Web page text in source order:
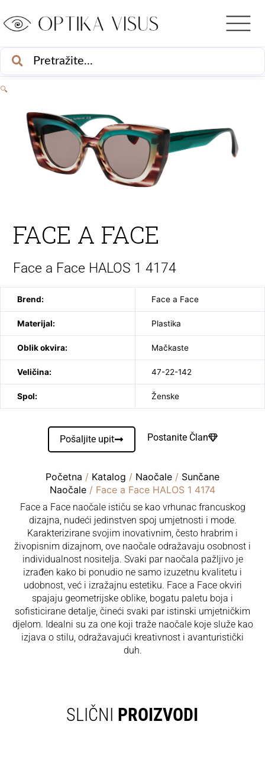
to
content
PRETRAŽI
🔍
FACE A FACE
Face a Face HALOS 1 4174
Brend: Face a Face
Materijal: Plastika
Oblik okvira: Mačkaste
Veličina: 47-22-142
Spol: Ženske
Pošaljite upit Postanite Član
Početna / Katalog / Naočale / Sunčane
Naočale / Face a Face HALOS 1 4174
Face a Face naočale ističu se kao vrhunac francuskog
dizajna, nudeći jedinstven spoj umjetnosti i mode.
Karakterizirane svojim inovativnim, često hrabrim i
živopisnim dizajnom, ove naočale odražavaju osobnost i
individualnost nositelja. Svaki par naočala pažljivo je
izrađen kako bi ponudio ne samo izuzetnu kvalitetu i
udobnost, već i izražajnu estetiku. Face a Face okviri
spajaju geometrijske oblike, bogatu paletu boja i
sofisticirane detalje, čineći svaki par istinski umjetničkim
djelom. Idealni su za one koji traže naočale koje služe kao
izjava o stilu, odražavajući kreativnost i avanturistički
duh.
SLIČNI PROIZVODI